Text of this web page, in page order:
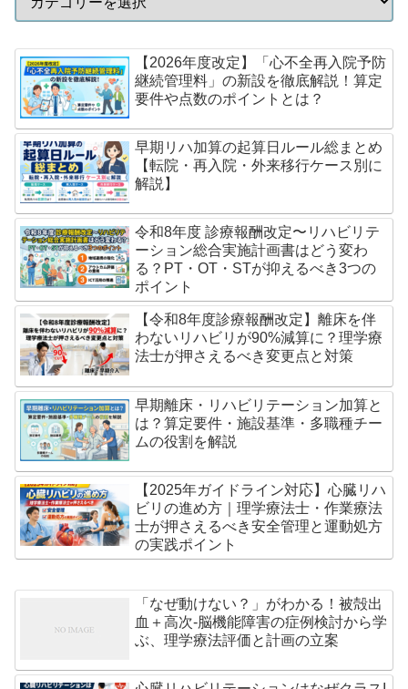
【2026年度改定】「心不全再入院予防
継続管理料」の新設を徹底解説！算定
要件や点数のポイントとは？
早期リハ加算の起算日ルール総まとめ
【転院・再入院・外来移行ケース別に
解説】
令和8年度 診療報酬改定〜リハビリテ
ーション総合実施計画書はどう変わ
る？PT・OT・STが抑えるべき3つの
ポイント
【令和8年度診療報酬改定】離床を伴
わないリハビリが90%減算に？理学療
法士が押さえるべき変更点と対策
早期離床・リハビリテーション加算と
は？算定要件・施設基準・多職種チー
ムの役割を解説
【2025年ガイドライン対応】心臓リハ
ビリの進め方｜理学療法士・作業療法
士が押さえるべき安全管理と運動処方
の実践ポイント
「なぜ動けない？」がわかる！被殻出
血＋高次-脳機能障害の症例検討から学
ぶ、理学療法評価と計画の立案